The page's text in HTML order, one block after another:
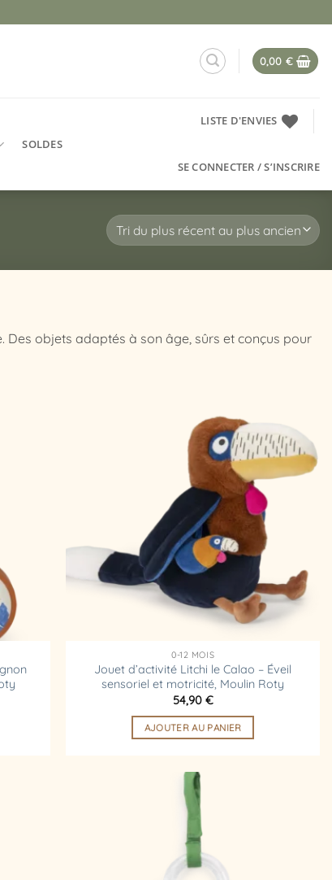
0,00 €
SOLDES
LISTE D'ENVIES
SE CONNECTER / S’INSCRIRE
Des objets adaptés à son âge, sûrs et conçus pour
Ajouter
à la
liste
0-12 MOIS
Jouet d’activité Litchi le Calao – Éveil
sensoriel et motricité, Moulin Roty
54,90 €
AJOUTER AU PANIER